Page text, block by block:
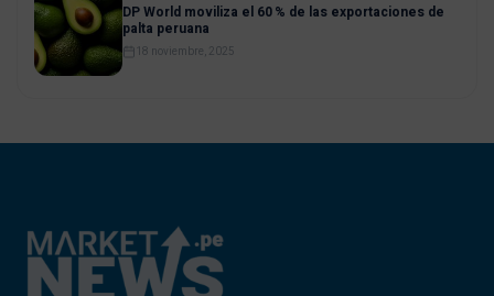
DP World moviliza el 60 % de las exportaciones de
palta peruana
18 noviembre, 2025